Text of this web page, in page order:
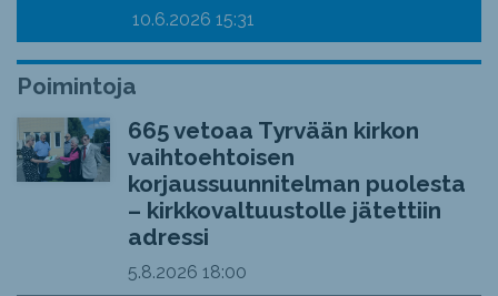
10.6.2026 15:31
Poimintoja
665 vetoaa Tyrvään kirkon
vaihtoehtoisen
korjaussuunnitelman puolesta
– kirkkovaltuustolle jätettiin
adressi
5.8.2026 18:00